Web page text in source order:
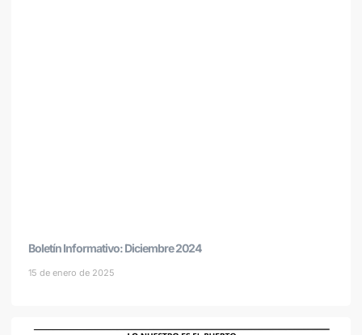
Boletín Informativo: Diciembre 2024
15 de enero de 2025